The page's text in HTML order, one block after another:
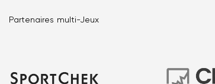
Partenaires multi-Jeux